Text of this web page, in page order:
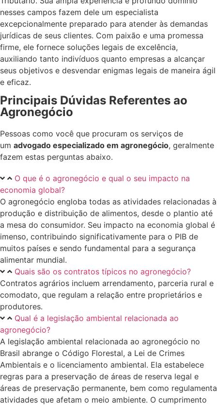
nesses campos fazem dele um especialista
excepcionalmente preparado para atender às demandas
jurídicas de seus clientes. Com paixão e uma promessa
firme, ele fornece soluções legais de excelência,
auxiliando tanto indivíduos quanto empresas a alcançar
seus objetivos e desvendar enigmas legais de maneira ágil
e eficaz.
Principais Dúvidas Referentes ao
Agronegócio
Pessoas como você que procuram os serviços de
um advogado especializado em agronegócio, geralmente
fazem estas perguntas abaixo.
O que é o agronegócio e qual o seu impacto na
economia global?
O agronegócio engloba todas as atividades relacionadas à
produção e distribuição de alimentos, desde o plantio até
a mesa do consumidor. Seu impacto na economia global é
imenso, contribuindo significativamente para o PIB de
muitos países e sendo fundamental para a segurança
alimentar mundial.
Quais são os contratos típicos no agronegócio?
Contratos agrários incluem arrendamento, parceria rural e
comodato, que regulam a relação entre proprietários e
produtores.
Qual é a legislação ambiental relacionada ao
agronegócio?
A legislação ambiental relacionada ao agronegócio no
Brasil abrange o Código Florestal, a Lei de Crimes
Ambientais e o licenciamento ambiental. Ela estabelece
regras para a preservação de áreas de reserva legal e
áreas de preservação permanente, bem como regulamenta
atividades que afetam o meio ambiente. O cumprimento